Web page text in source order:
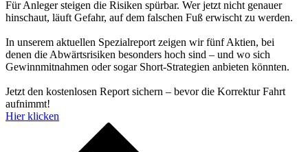
Für Anleger steigen die Risiken spürbar. Wer jetzt nicht genauer
hinschaut, läuft Gefahr, auf dem falschen Fuß erwischt zu werden.
In unserem aktuellen Spezialreport zeigen wir fünf Aktien, bei
denen die Abwärtsrisiken besonders hoch sind – und wo sich
Gewinnmitnahmen oder sogar Short-Strategien anbieten könnten.
Jetzt den kostenlosen Report sichern – bevor die Korrektur Fahrt
aufnimmt!
Hier klicken